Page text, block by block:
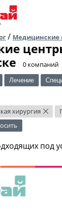
/ Медицинские
​0 компаний
Лечение
хирургия ×
под